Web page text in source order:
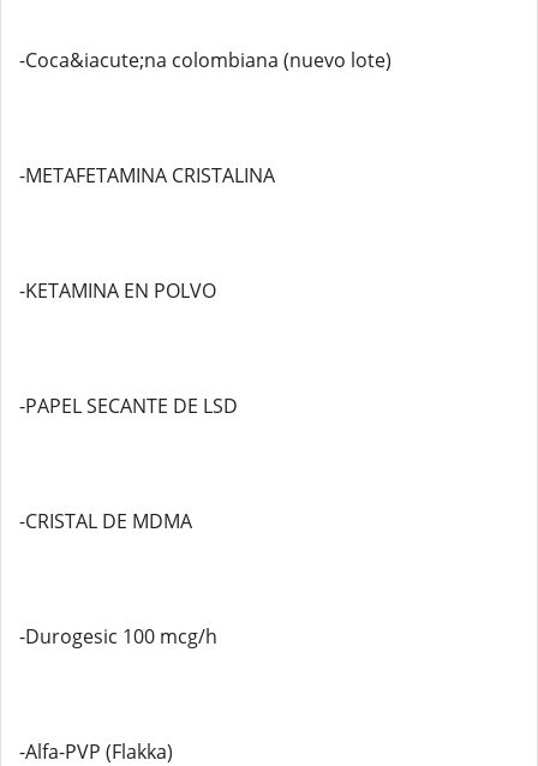
-Coca&iacute;na colombiana (nuevo lote)
-METAFETAMINA CRISTALINA
-KETAMINA EN POLVO
-PAPEL SECANTE DE LSD
-CRISTAL DE MDMA
-Durogesic 100 mcg/h
-Alfa-PVP (Flakka)